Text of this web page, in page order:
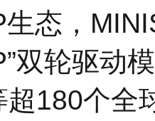
态，
双轮驱动
超180个全